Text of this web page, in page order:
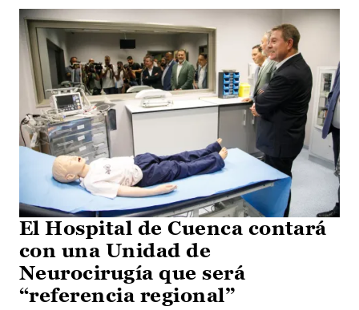
El Hospital de Cuenca contará
con una Unidad de
Neurocirugía que será
“referencia regional”